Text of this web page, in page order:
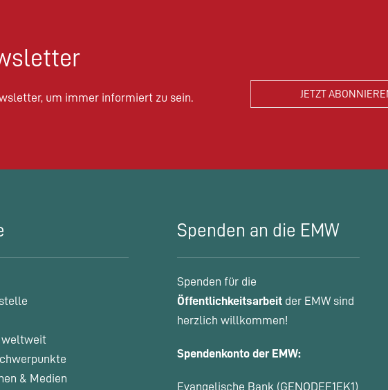
um immer informiert zu sein.
weltweit
& Medien
Spenden an die EMW
Spenden für die
Öffentlichkeitsarbeit der EMW sind
herzlich willkommen!
Spendenkonto der EMW:
Evangelische Bank (GENODEF1EK1)